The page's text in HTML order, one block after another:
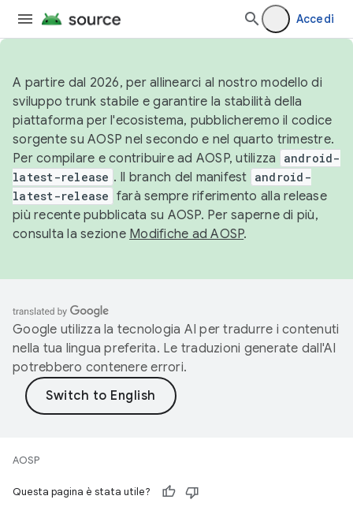
Accedi
A partire dal 2026, per allinearci al nostro modello di
sviluppo trunk stabile e garantire la stabilità della
piattaforma per l'ecosistema, pubblicheremo il codice
sorgente su AOSP nel secondo e nel quarto trimestre.
Per compilare e contribuire ad AOSP, utilizza
android-
latest-release . Il branch del manifest android-
latest-release farà sempre riferimento alla release
più recente pubblicata su AOSP. Per saperne di più,
consulta la sezione Modifiche ad AOSP.
Google utilizza la tecnologia AI per tradurre i contenuti
nella tua lingua preferita. Le traduzioni generate dall'AI
potrebbero contenere errori.
AOSP
Questa pagina è stata utile?